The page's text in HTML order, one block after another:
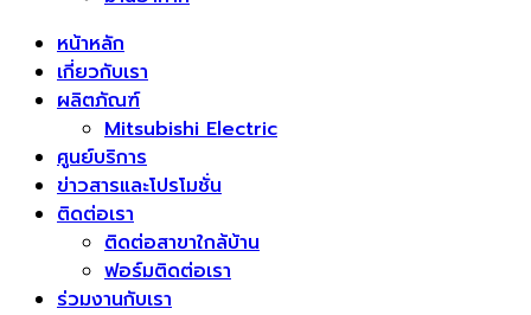
หน้าหลัก
เกี่ยวกับเรา
ผลิตภัณฑ์
Mitsubishi Electric
ศูนย์บริการ
ข่าวสารและโปรโมชั่น
ติดต่อเรา
ติดต่อสาขาใกล้บ้าน
ฟอร์มติดต่อเรา
ร่วมงานกับเรา